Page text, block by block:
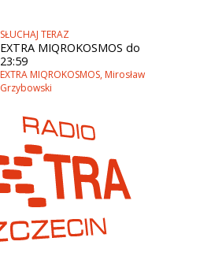
SŁUCHAJ TERAZ
EXTRA MIQROKOSMOS do
23:59
EXTRA MIQROKOSMOS, Mirosław
Grzybowski